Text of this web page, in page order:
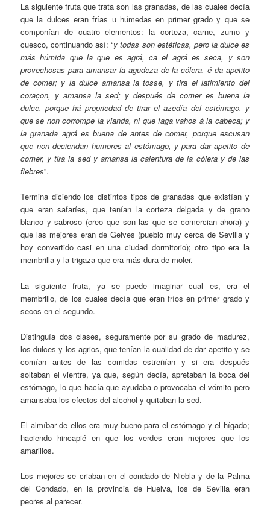
La siguiente fruta que trata son las granadas, de las cuales decía
que la dulces eran frías u húmedas en primer grado y que se
componían de cuatro elementos: la corteza, carne, zumo y
cuesco, continuando así: “y todas son estéticas, pero la dulce es
más húmida que la que es agrá, ca el agrá es seca, y son
provechosas para amansar la agudeza de la cólera, é da apetito
de comer; y la dulce amansa la tosse, y tira el latimiento del
coraçon, y amansa la sed; y después de comer es buena la
dulce, porque há propriedad de tirar el azedía del estómago, y
que se non corrompe la vianda, ni que faga vahos á la cabeca; y
la granada agrá es buena de antes de comer, porque escusan
que non deciendan humores al estómago, y para dar apetito de
comer, y tira la sed y amansa la calentura de la cólera y de las
fiebres”.
Termina diciendo los distintos tipos de granadas que existían y
que eran safaríes, que tenían la corteza delgada y de grano
blanco y sabroso (creo que son las que se comercian ahora) y
que las mejores eran de Gelves (pueblo muy cerca de Sevilla y
hoy convertido casi en una ciudad dormitorio); otro tipo era la
membrilla y la trigaza que era más dura de moler.
La siguiente fruta, ya se puede imaginar cual es, era el
membrillo, de los cuales decía que eran fríos en primer grado y
secos en el segundo.
Distinguía dos clases, seguramente por su grado de madurez,
los dulces y los agrios, que tenían la cualidad de dar apetito y se
comían antes de las comidas estreñían y si era después
soltaban el vientre, ya que, según decía, apretaban la boca del
estómago, lo que hacía que ayudaba o provocaba el vómito pero
amansaba los efectos del alcohol y quitaban la sed.
El almíbar de ellos era muy bueno para el estómago y el hígado;
haciendo hincapié en que los verdes eran mejores que los
amarillos.
Los mejores se criaban en el condado de Niebla y de la Palma
del Condado, en la provincia de Huelva, los de Sevilla eran
peores al parecer.